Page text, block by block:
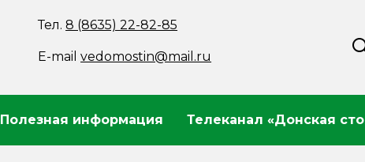
Тел.8 (8635) 22-82-85
E-mailvedomostin@mail.ru
Полезная информация Телеканал «Донская